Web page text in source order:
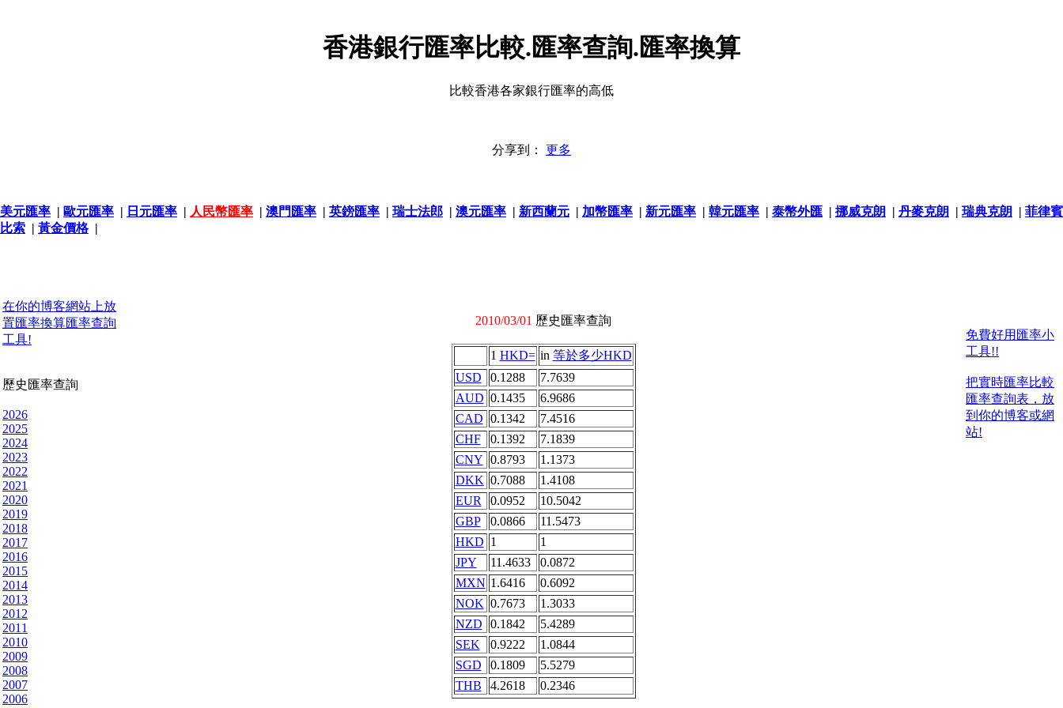
香港銀行匯率比較.匯率查詢.匯率換算
比較香港各家銀行匯率的高低
分享到： 更多
美元匯率 | 歐元匯率 | 日元匯率 | 人民幣匯率 | 澳門匯率 | 英鎊匯率 | 瑞士法郎 | 澳元匯率 | 新西蘭元 | 加幣匯率 | 新元匯率 | 韓元匯率 | 泰幣外匯 | 挪威克朗 | 丹麥克朗 | 瑞典克朗 | 菲律賓
比索 | 黃金價格|
在你的博客網站上放
置匯率換算匯率查詢
工具!
歷史匯率查詢
2026
2025
2024
2023
2022
2021
2020
2019
2018
2017
2016
2015
2014
2013
2012
2011
2010
2009
2008
2007
2006
2010/03/01 歷史匯率查詢
1 HKD= in 等於多少HKD
USD
0.1288
7.7639
AUD 0.1435
6.9686
CAD 0.1342
7.4516
CHF
0.1392
7.1839
CNY 0.8793
1.1373
DKK 0.7088
1.4108
EUR
0.0952
10.5042
GBP
0.0866
11.5473
HKD 1
1
JPY
11.4633
0.0872
MXN 1.6416
0.6092
NOK 0.7673
1.3033
NZD
0.1842
5.4289
SEK
0.9222
1.0844
SGD
0.1809
5.5279
THB
4.2618 0.2346
免費好用匯率小
工具!!
把實時匯率比較
匯率查詢表，放
到你的博客或網
站!